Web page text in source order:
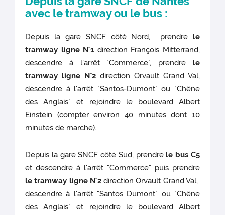
avec le tramway ou le bus :
Depuis la gare SNCF côté Nord, prendre le
tramway ligne N°1 direction François Mitterrand,
descendre à l'arrêt "Commerce", prendre le
tramway ligne N°2 direction Orvault Grand Val,
descendre à l'arrêt "Santos-Dumont" ou "Chêne
des Anglais" et rejoindre le boulevard Albert
Einstein (compter environ 40 minutes dont 10
minutes de marche).
Depuis la gare SNCF côté Sud, prendre le bus C5
et descendre à l'arrêt "Commerce" puis prendre
le tramway ligne N°2direction Orvault Grand Val,
descendre à l'arrêt "Santos Dumont" ou "Chêne
des Anglais" et rejoindre le boulevard Albert